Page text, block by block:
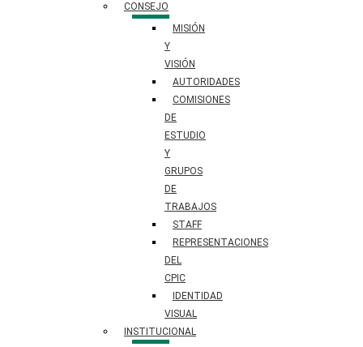
CONSEJO
MISIÓN
Y
VISIÓN
AUTORIDADES
COMISIONES
DE
ESTUDIO
Y
GRUPOS
DE
TRABAJOS
STAFF
REPRESENTACIONES
DEL
CPIC
IDENTIDAD
VISUAL
INSTITUCIONAL